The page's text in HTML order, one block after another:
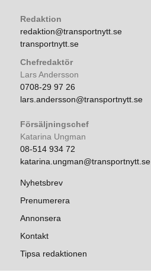
Redaktion
redaktion@transportnytt.se
transportnytt.se
Chefredaktör
Lars Andersson
0708-29 97 26
lars.andersson@transportnytt.se
Försäljningschef
Katarina Ungman
08-514 934 72
katarina.ungman@transportnytt.se
Nyhetsbrev
Prenumerera
Annonsera
Kontakt
Tipsa redaktionen